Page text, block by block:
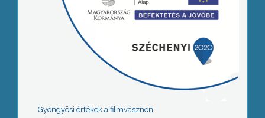
Gyöngyösi értékek a filmvásznon